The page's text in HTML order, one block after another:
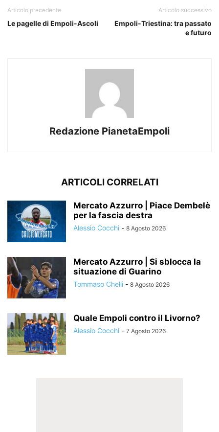
Articolo precedente
Le pagelle di Empoli-Ascoli
Articolo successivo
Empoli-Triestina: tra passato
e futuro
Redazione PianetaEmpoli
ARTICOLI CORRELATI
Mercato Azzurro | Piace Dembelè
per la fascia destra
Alessio Cocchi - 8 Agosto 2026
Mercato Azzurro | Si sblocca la
situazione di Guarino
Tommaso Chelli - 8 Agosto 2026
Quale Empoli contro il Livorno?
Alessio Cocchi - 7 Agosto 2026